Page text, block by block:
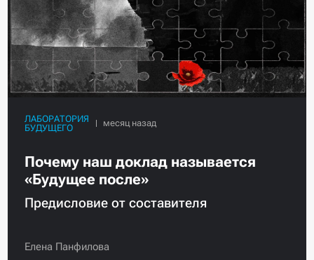
ЛАБОРАТОРИЯ
БУДУЩЕГО
Почему наш доклад называется
«Будущее после»
Предисловие от составителя
Елена Панфилова